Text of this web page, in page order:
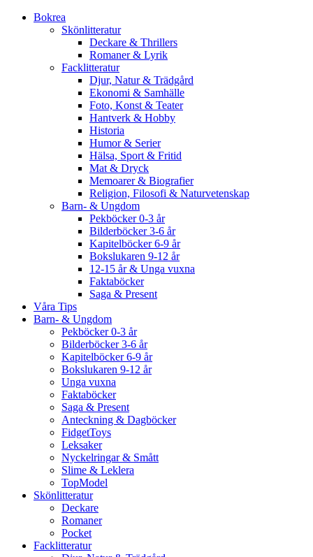
Bokrea
Skönlitteratur
Deckare & Thrillers
Romaner & Lyrik
Facklitteratur
Djur, Natur & Trädgård
Ekonomi & Samhälle
Foto, Konst & Teater
Hantverk & Hobby
Historia
Humor & Serier
Hälsa, Sport & Fritid
Mat & Dryck
Memoarer & Biografier
Religion, Filosofi & Naturvetenskap
Barn- & Ungdom
Pekböcker 0-3 år
Bilderböcker 3-6 år
Kapitelböcker 6-9 år
Bokslukaren 9-12 år
12-15 år & Unga vuxna
Faktaböcker
Saga & Present
Våra Tips
Barn- & Ungdom
Pekböcker 0-3 år
Bilderböcker 3-6 år
Kapitelböcker 6-9 år
Bokslukaren 9-12 år
Unga vuxna
Faktaböcker
Saga & Present
Anteckning & Dagböcker
FidgetToys
Leksaker
Nyckelringar & Smått
Slime & Leklera
TopModel
Skönlitteratur
Deckare
Romaner
Pocket
Facklitteratur